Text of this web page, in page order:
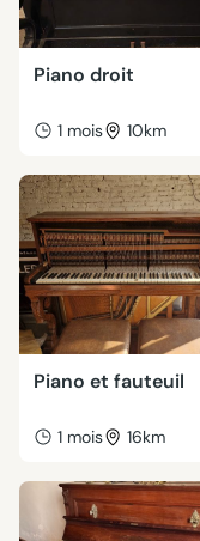
Piano droit
1 mois 10km
Piano et fauteuil
1 mois 16km